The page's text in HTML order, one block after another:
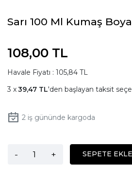
Sarı 100 Ml Kumaş
108,00 TL
Havale Fiyatı : 105,84 TL
39,47 TL'den başlayan taksit
2iş gününde kargoda
- + SEPETE EKLE